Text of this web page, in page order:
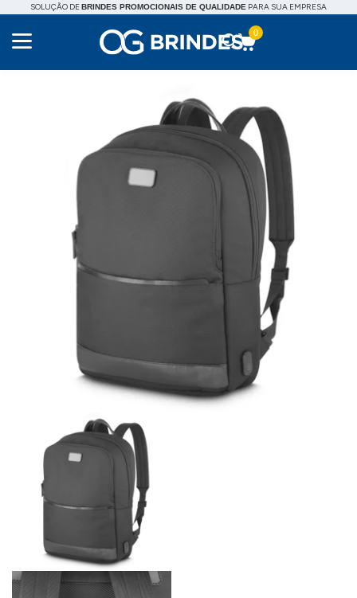
SOLUÇÃO DEBRINDES PROMOCIONAIS DE QUALIDADE PARA SUA EMPRESA
0